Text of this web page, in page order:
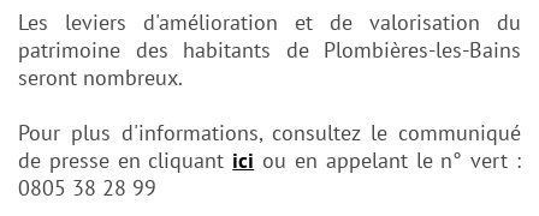
Les leviers d'amélioration et de valorisation du
patrimoine des habitants de Plombières-les-Bains
seront nombreux.
Pour plus d'informations, consultez le communiqué
de presse en cliquant ici ou en appelant le n° vert :
0805 38 28 99